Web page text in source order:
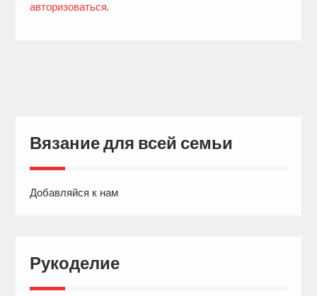
авторизоваться.
Вязание для всей семьи
Добавляйся к нам
Рукоделие